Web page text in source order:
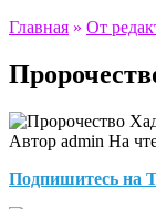
Главная » От
Автор admin На
Подпишитесь на